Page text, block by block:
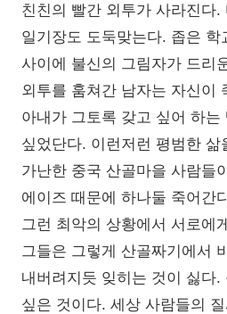
친친의 빨간 외투가 사라진다.
일기장도 도둑맞는다. 좁은 학
사이에 불신의 그림자가 드리
외투를 훔쳐간 남자는 자신이
아내가 그토록 갖고 싶어 하는
싶었단다. 이런저런 평범한 삶
가난한 중국 산골마을 사람들
에이즈 때문에 하나둘 죽어간
그런 최악의 상황에서 서로에
그들은 그렇게 산골짜기에서
내버려지듯 잊히는 것이 싫다.
싶은 것이다. 세상 사람들의